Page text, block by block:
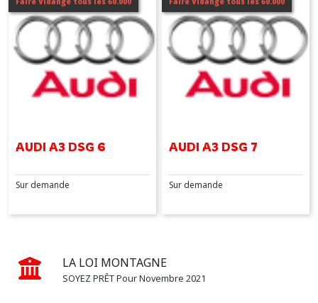
AUDI A3 DSG 6
Sur demande
AUDI A3 DSG 7
Sur demande
LA LOI MONTAGNE
SOYEZ PRÊT Pour Novembre 2021
(4)
A5
(2)
A6
(2)